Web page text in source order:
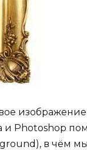
и Photoshop
в чём